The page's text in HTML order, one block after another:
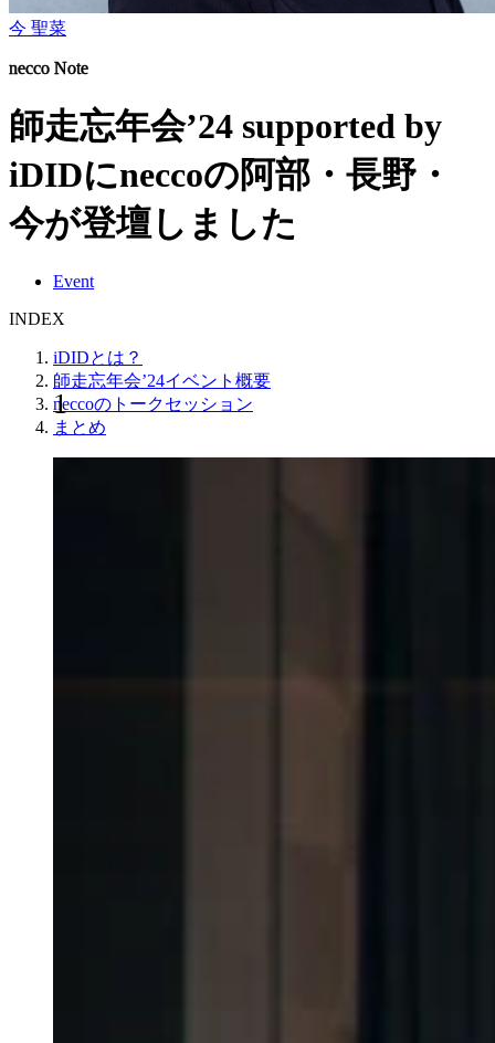
今 聖菜
necco Note
師走忘年会’24 supported by
iDIDにneccoの阿部・長野・
今が登壇しました
Event
INDEX
iDIDとは？
師走忘年会’24イベント概要
neccoのトークセッション
まとめ